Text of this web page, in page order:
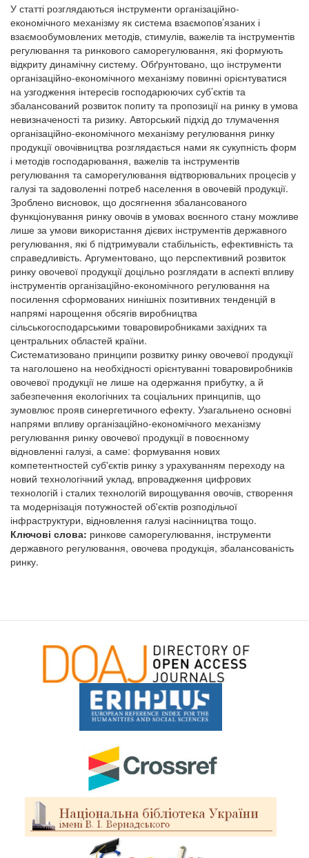
У статті розглядаються інструменти організаційно-
економічного механізму як система взаємопов’язаних і
взаємообумовлених методів, стимулів, важелів та інструментів
регулювання та ринкового саморегулювання, які формують
відкриту динамічну систему. Обґрунтовано, що інструменти
організаційно-економічного механізму повинні орієнтуватися
на узгодження інтересів господарюючих суб’єктів та
збалансований розвиток попиту та пропозиції на ринку в умова
невизначеності та ризику. Авторський підхід до тлумачення
організаційно-економічного механізму регулювання ринку
продукції овочівництва розглядається нами як сукупність форм
і методів господарювання, важелів та інструментів
регулювання та саморегулювання відтворювальних процесів у
галузі та задоволенні потреб населення в овочевій продукції.
Зроблено висновок, що досягнення збалансованого
функціонування ринку овочів в умовах воєнного стану можливе
лише за умови використання дієвих інструментів державного
регулювання, які б підтримували стабільність, ефективність та
справедливість. Аргументовано, що перспективний розвиток
ринку овочевої продукції доцільно розглядати в аспекті впливу
інструментів організаційно-економічного регулювання на
посилення сформованих нинішніх позитивних тенденцій в
напрямі нарощення обсягів виробництва
сільськогосподарськими товаровиробниками західних та
центральних областей країни.
Систематизовано принципи розвитку ринку овочевої продукції
та наголошено на необхідності орієнтуванні товаровиробників
овочевої продукції не лише на одержання прибутку, а й
забезпечення екологічних та соціальних принципів, що
зумовлює прояв синергетичного ефекту. Узагальнено основні
напрями впливу організаційно-економічного механізму
регулювання ринку овочевої продукції в повоєнному
відновленні галузі, а саме: формування нових
компетентностей суб'єктів ринку з урахуванням переходу на
новий технологічний уклад, впровадження цифрових
технологій і сталих технологій вирощування овочів, створення
та модернізація потужностей об'єктів розподільчої
інфраструктури, відновлення галузі насінництва тощо.
Ключові слова: ринкове саморегулювання, інструменти
державного регулювання, овочева продукція, збалансованість
ринку.